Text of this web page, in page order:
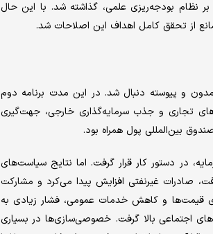
نظام بودجه‌ریزی علمی، گذاشته شد. با این حال
از تحقق کامل اهداف این اصلاحات شد.
مدون و پیوسته دنبال شد. در این مدت برنامه دوم
تجاری و جذب سرمایه‌گذاری خارجی، جهت‌گیری
بین‌المللی پول همراه بود.
در دستور کار قرار گرفت. اما نتایج سیاست‌های
صادرات غیرنفتی افزایش پیدا می‌کرد و مشارکت
قیمت‌ها و کاهش خدمات عمومی، فشار زیادی به
اجتماعی بالا گرفت. خصوصی‌سازی‌ها در بسیاری